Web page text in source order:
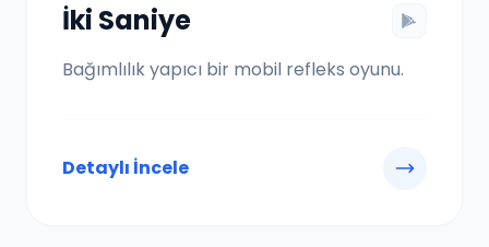
İki Saniye
Bağımlılık yapıcı bir mobil refleks oyunu.
Detaylı İncele